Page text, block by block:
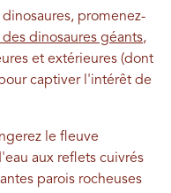
promenez-
dinosaures géants,
et extérieures (dont
captiver l'intérêt de
le fleuve
aux reflets cuivrés
parois rocheuses